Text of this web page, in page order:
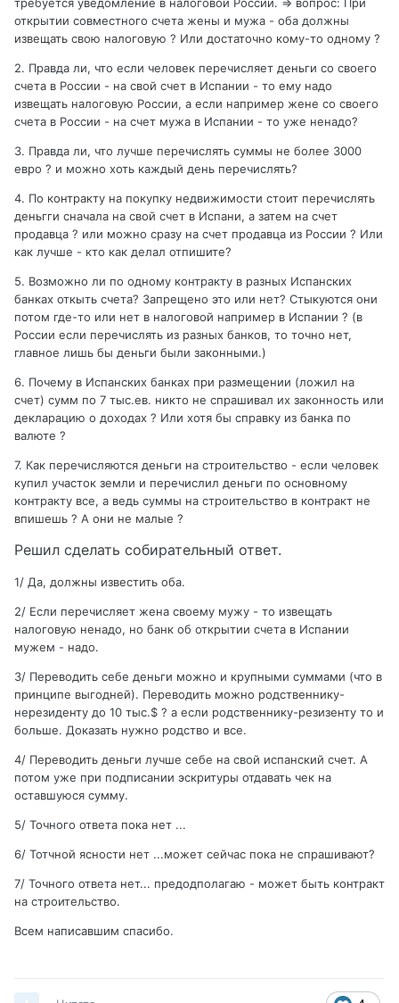
требуется уведомление в налоговой России. => вопрос: При
открытии совместного счета жены и мужа - оба должны
извещать свою налоговую ? Или достаточно кому-то одному ?
2. Правда ли, что если человек перечисляет деньги со своего
счета в России - на свой счет в Испании - то ему надо
извещать налоговую России, а если например жене со своего
счета в России - на счет мужа в Испании - то уже ненадо?
3. Правда ли, что лучше перечислять суммы не более 3000
евро ? и можно хоть каждый день перечислять?
4. По контракту на покупку недвижимости стоит перечислять
деньгги сначала на свой счет в Испани, а затем на счет
продавца ? или можно сразу на счет продавца из России ? Или
как лучше - кто как делал отпишите?
5. Возможно ли по одному контракту в разных Испанских
банках откыть счета? Запрещено это или нет? Стыкуются они
потом где-то или нет в налоговой например в Испании ? (в
России если перечислять из разных банков, то точно нет,
главное лишь бы деньги были законными.)
6. Почему в Испанских банках при размещении (ложил на
счет) сумм по 7 тыс.ев. никто не спрашивал их законность или
декларацию о доходах ? Или хотя бы справку из банка по
валюте ?
7. Как перечисляются деньги на строительство - если человек
купил участок земли и перечислил деньги по основному
контракту все, а ведь суммы на строительство в контракт не
впишешь ? А они не малые ?
Решил сделать собирательный ответ.
1/ Да, должны известить оба.
2/ Если перечисляет жена своему мужу - то извещать
налоговую ненадо, но банк об открытии счета в Испании
мужем - надо.
3/ Переводить себе деньги можно и крупными суммами (что в
принципе выгодней). Переводить можно родственнику-
нерезиденту до 10 тыс.$ ? а если родственнику-резизенту то и
больше. Доказать нужно родство и все.
4/ Переводить деньги лучше себе на свой испанский счет. А
потом уже при подписании эскритуры отдавать чек на
оставшуюся сумму.
5/ Точного ответа пока нет ...
6/ Тотчной ясности нет ...может сейчас пока не спрашивают?
7/ Точного ответа нет... предодполагаю - может быть контракт
на строительство.
Всем написавшим спасибо.